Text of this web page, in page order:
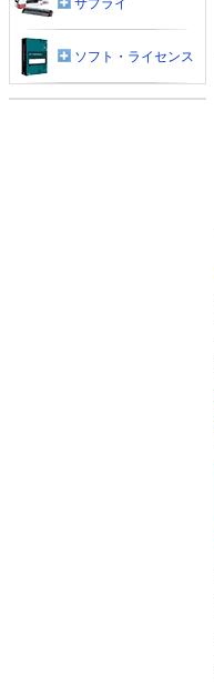
サプライ
ソフト・ライセンス